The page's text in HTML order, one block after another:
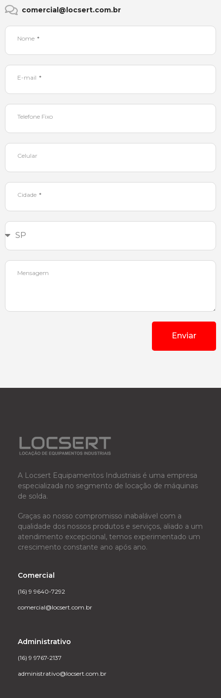
comercial@locsert.com.br
Nome
E-mail
Telefone Fixo
Celular
Cidade
Mensagem
Enviar
A Locsert Equipamentos Industriais é uma empresa
especializada no segmento de locação de máquinas
de solda.
Graças ao nosso compromisso inabalável com a
qualidade dos nossos produtos e serviços, aliado a um
atendimento excepcional, temos experimentado um
crescimento constante ano após ano.
Comercial
(16) 9 9640-7292
comercial@locsert.com.br
Administrativo
(16) 9 9767-2137
administrativo@locsert.com.br